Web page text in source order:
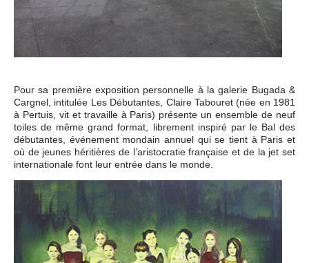
Pour sa première exposition personnelle à la galerie Bugada &
Cargnel, intitulée Les Débutantes, Claire Tabouret (née en 1981
à Pertuis, vit et travaille à Paris) présente un ensemble de neuf
toiles de même grand format, librement inspiré par le Bal des
débutantes, événement mondain annuel qui se tient à Paris et
où de jeunes héritières de l’aristocratie française et de la jet set
internationale font leur entrée dans le monde.